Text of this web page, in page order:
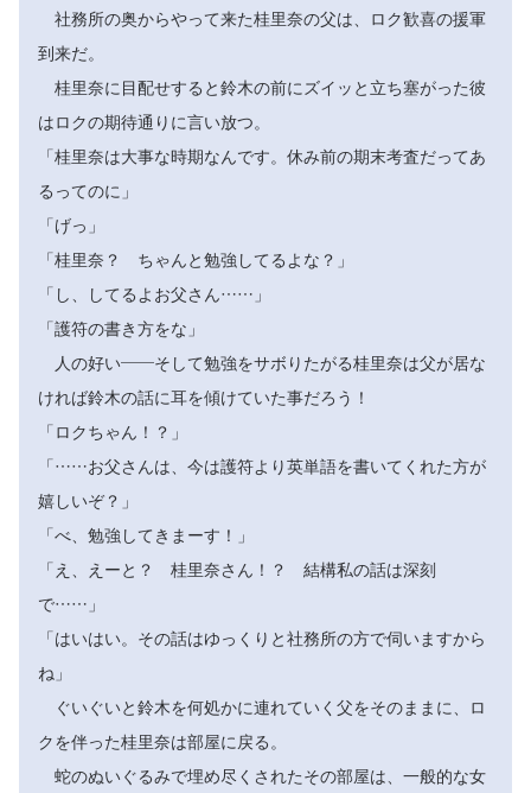
社務所の奥からやって来た桂里奈の父は、ロク歓喜の援軍
到来だ。
桂里奈に目配せすると鈴木の前にズイッと立ち塞がった彼
はロクの期待通りに言い放つ。
「桂里奈は大事な時期なんです。休み前の期末考査だってあ
るってのに」
「げっ」
「桂里奈？ ちゃんと勉強してるよな？」
「し、してるよお父さん……」
「護符の書き方をな」
人の好い――そして勉強をサボりたがる桂里奈は父が居な
ければ鈴木の話に耳を傾けていた事だろう！
「ロクちゃん！？」
「……お父さんは、今は護符より英単語を書いてくれた方が
嬉しいぞ？」
「べ、勉強してきまーす！」
「え、えーと？ 桂里奈さん！？ 結構私の話は深刻
で……」
「はいはい。その話はゆっくりと社務所の方で伺いますから
ね」
ぐいぐいと鈴木を何処かに連れていく父をそのままに、ロ
クを伴った桂里奈は部屋に戻る。
蛇のぬいぐるみで埋め尽くされたその部屋は、一般的な女